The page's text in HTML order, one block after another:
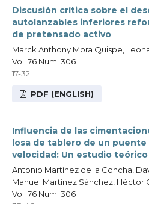
Discusión crítica sobre el
autolanzables inferiores
de pretensado activo
Marck Anthony Mora Quispe,
Vol. 76 Num. 306
17-32
PDF (ENGLISH)
Influencia de las
losa de tablero de un
velocidad: Un estudio teórico
Antonio Martínez de la Concha,
Manuel Martínez Sánchez, Héctor
Vol. 76 Num. 306